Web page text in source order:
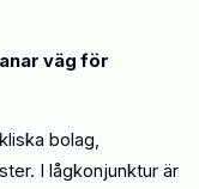
väg för
bolag,
I lågkonjunktur är